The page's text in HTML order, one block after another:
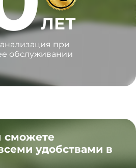
ЛЕТ
при
обслуживании
сможете
удобствами в